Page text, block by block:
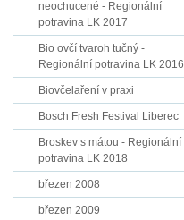
neochucené - Regionální
potravina LK 2017
Bio ovčí tvaroh tučný -
Regionální potravina LK 2016
Biovčelaření v praxi
Bosch Fresh Festival Liberec
Broskev s mátou - Regionální
potravina LK 2018
březen 2008
březen 2009